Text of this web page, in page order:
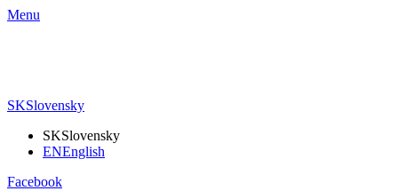
Menu
SKSlovensky
SKSlovensky
ENEnglish
Facebook